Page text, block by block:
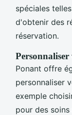
spéciales
d'obtenir des
réservation.
Ponant offre
personnaliser
exemple
pour des